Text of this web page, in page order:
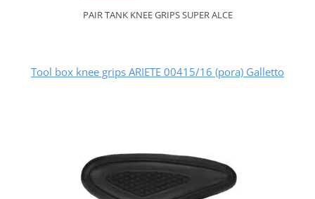
PAIR TANK KNEE GRIPS SUPER ALCE
Tool box knee grips ARIETE 00415/16 (pora) Galletto